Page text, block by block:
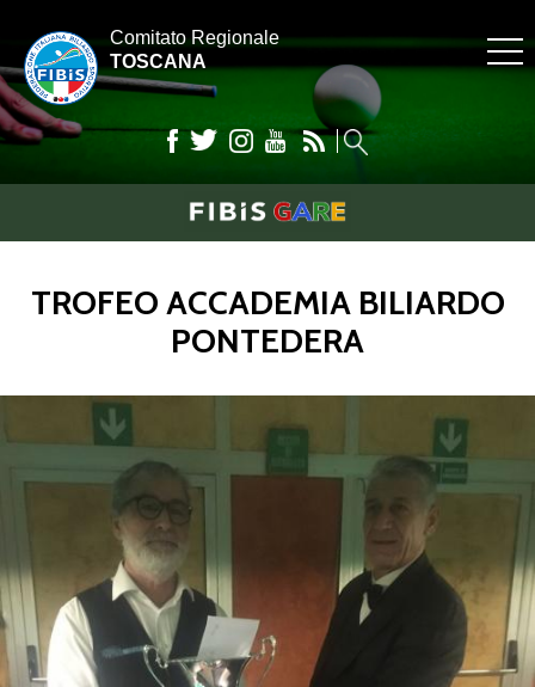
Comitato Regionale
TOSCANA
TROFEO ACCADEMIA BILIARDO
PONTEDERA